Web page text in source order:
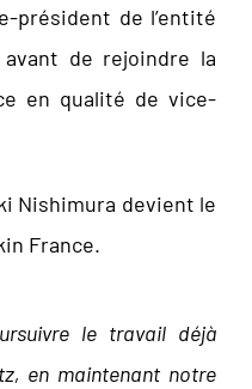
président de l’entité
de rejoindre la
en qualité de vice-
Nishimura devient le
France.
le travail déjà
en maintenant notre